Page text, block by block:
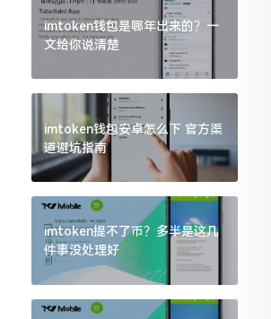
imtoken钱包是哪年出来的？一
文给你说清楚
imtoken钱包安卓怎么下 官方渠
道避坑指南
imtoken提不了币？多半是这几
件事没处理好